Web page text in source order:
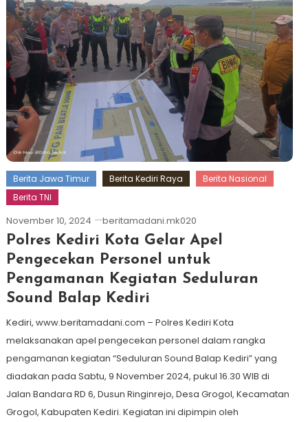
Berita Jawa Timur Berita Kediri Raya
Berita Nasional
Berita TNI
November 10, 2024 beritamadani.mk020
Polres Kediri Kota Gelar Apel
Pengecekan Personel untuk
Pengamanan Kegiatan Seduluran
Sound Balap Kediri
Kediri, www.beritamadani.com – Polres Kediri Kota
melaksanakan apel pengecekan personel dalam rangka
pengamanan kegiatan “Seduluran Sound Balap Kediri” yang
diadakan pada Sabtu, 9 November 2024, pukul 16.30 WIB di
Jalan Bandara RD 6, Dusun Ringinrejo, Desa Grogol, Kecamatan
Grogol, Kabupaten Kediri. Kegiatan ini dipimpin oleh